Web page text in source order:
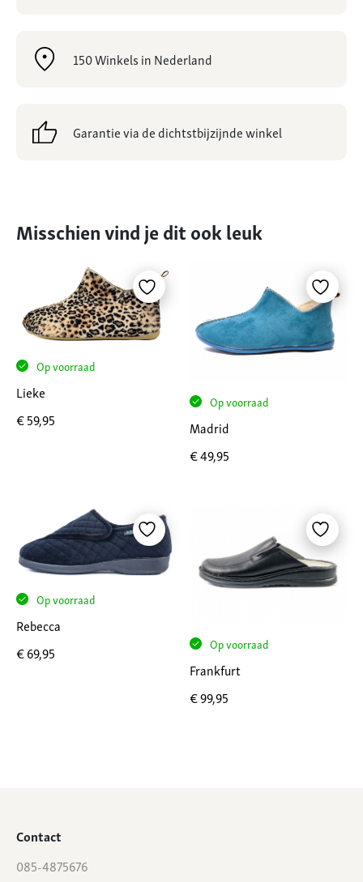
150 Winkels in Nederland
Garantie via de dichtstbijzijnde winkel
Misschien vind je dit ook leuk
Op voorraad
Lieke
€59,95
Op voorraad
Madrid
€49,95
Op voorraad
Rebecca
€69,95 Op voorraad
Frankfurt
€99,95
Contact
085-4875676